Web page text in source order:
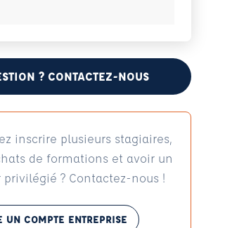
? CONTACTEZ-NOUS
inscrire plusieurs stagiaires,
de formations et avoir un
? Contactez-nous !
UN COMPTE ENTREPRISE